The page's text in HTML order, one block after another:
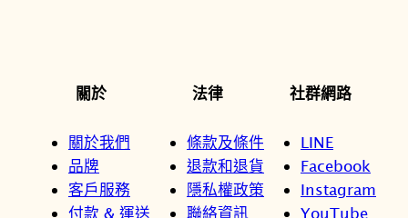
關於
關於我們
品牌
客戶服務
付款 & 運送
法律
條款及條件
退款和退貨
隱私權政策
聯絡資訊
社群網路
LINE
Facebook
Instagram
YouTube